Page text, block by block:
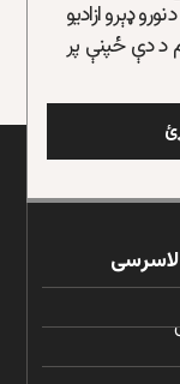
ډېرو ازادیو
د دې ځپنې پر